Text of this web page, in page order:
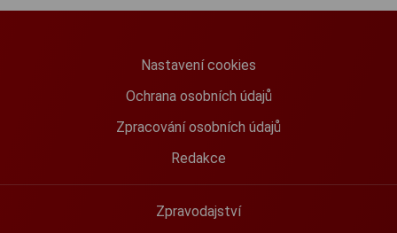
Nastavení cookies
Ochrana osobních údajů
Zpracování osobních údajů
Redakce
Zpravodajství